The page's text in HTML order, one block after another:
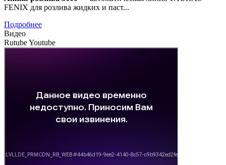
FENIX для розлива жидких и паст...
Подробнее
Видео
RutubeYoutube